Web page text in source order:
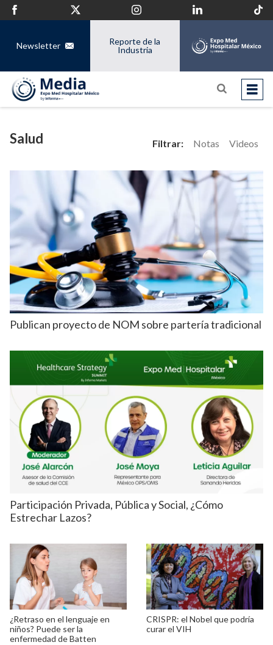
Newsletter
Reporte de la
Industria
Salud Filtrar: Notas Videos
Publican proyecto de NOM sobre partería tradicional
Participación Privada, Pública y Social, ¿Cómo
Estrechar Lazos?
¿Retraso en el lenguaje en
niños? Puede ser la
enfermedad de Batten
CRISPR: el Nobel que podría
curar el VIH